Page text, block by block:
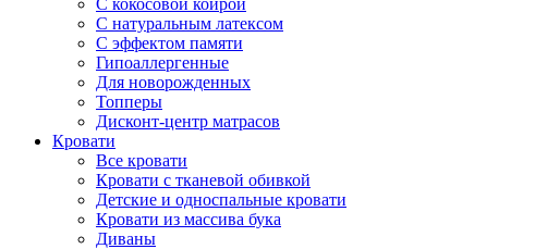
С кокосовой койрой
С натуральным латексом
С эффектом памяти
Гипоаллергенные
Для новорожденных
Топперы
Дисконт-центр матрасов
Кровати
Все кровати
Кровати с тканевой обивкой
Детские и односпальные кровати
Кровати из массива бука
Диваны